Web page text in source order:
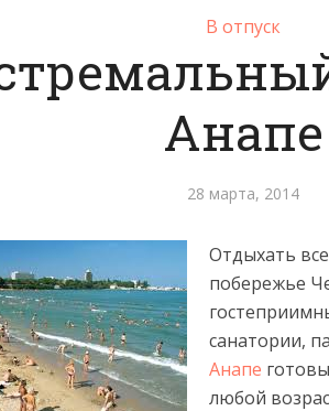
В отпуск
Анапе
28 марта, 2014
Отдыхать
побережье
санатории,
Анапе
любой